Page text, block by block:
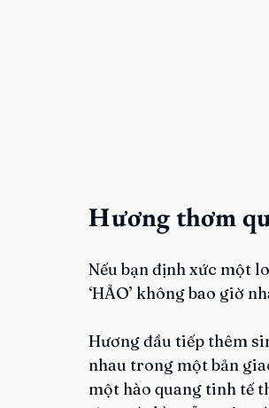
Hương thơm
Nếu bạn định xức một
‘HẢO’ không bao giờ
Hương đầu tiếp thêm
nhau trong một bản
một hào quang tinh tế